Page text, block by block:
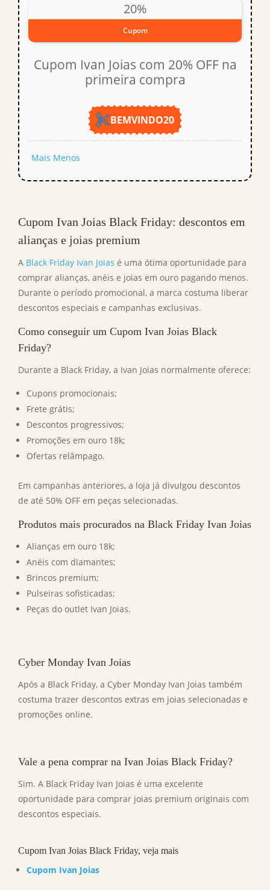
20%
Cupom
Cupom Ivan Joias com 20% OFF na
primeira compra
BEMVINDO20
Mais Menos
Cupom Ivan Joias Black Friday: descontos em
alianças e joias premium
A Black Friday Ivan Joias é uma ótima oportunidade para
comprar alianças, anéis e joias em ouro pagando menos.
Durante o período promocional, a marca costuma liberar
descontos especiais e campanhas exclusivas.
Como conseguir um Cupom Ivan Joias Black
Friday?
Durante a Black Friday, a Ivan Joias normalmente oferece:
Cupons promocionais;
Frete grátis;
Descontos progressivos;
Promoções em ouro 18k;
Ofertas relâmpago.
Em campanhas anteriores, a loja já divulgou descontos
de até 50% OFF em peças selecionadas.
Produtos mais procurados na Black Friday Ivan Joias
Alianças em ouro 18k;
Anéis com diamantes;
Brincos premium;
Pulseiras sofisticadas;
Peças do outlet Ivan Joias.
Cyber Monday Ivan Joias
Após a Black Friday, a Cyber Monday Ivan Joias também
costuma trazer descontos extras em joias selecionadas e
promoções online.
Vale a pena comprar na Ivan Joias Black Friday?
Sim. A Black Friday Ivan Joias é uma excelente
oportunidade para comprar joias premium originais com
descontos especiais.
Cupom Ivan Joias Black Friday, veja mais
Cupom Ivan Joias